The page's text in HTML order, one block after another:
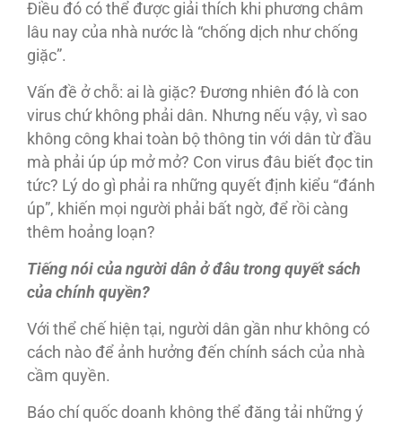
Điều đó có thể được giải thích khi phương châm
lâu nay của nhà nước là “chống dịch như chống
giặc”.
Vấn đề ở chỗ: ai là giặc? Đương nhiên đó là con
virus chứ không phải dân. Nhưng nếu vậy, vì sao
không công khai toàn bộ thông tin với dân từ đầu
mà phải úp úp mở mở? Con virus đâu biết đọc tin
tức? Lý do gì phải ra những quyết định kiểu “đánh
úp”, khiến mọi người phải bất ngờ, để rồi càng
thêm hoảng loạn?
Tiếng nói của người dân ở đâu trong quyết sách
của chính quyền?
Với thể chế hiện tại, người dân gần như không có
cách nào để ảnh hưởng đến chính sách của nhà
cầm quyền.
Báo chí quốc doanh không thể đăng tải những ý